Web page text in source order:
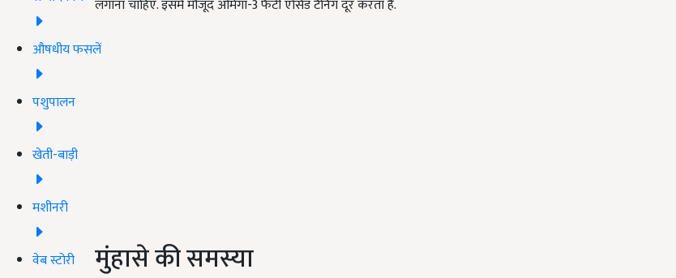
औषधीय फसलें
पशुपालन
खेती-बाड़ी
मशीनरी
वेब स्टोरी
लगाना चाहिए. इसमें मौजूद ओमेगा-3 फैटी एसिड टैनिंग दूर करता हैं.
मुंहासे की समस्या